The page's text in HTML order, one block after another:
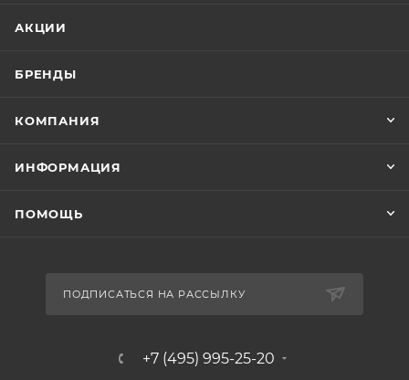
АКЦИИ
БРЕНДЫ
КОМПАНИЯ
ИНФОРМАЦИЯ
ПОМОЩЬ
ПОДПИСАТЬСЯ НА РАССЫЛКУ
+7 (495) 995-25-20​